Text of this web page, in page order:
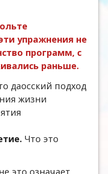
упражнения не
программ, с
раньше.
даосский подход
жизни
Что это